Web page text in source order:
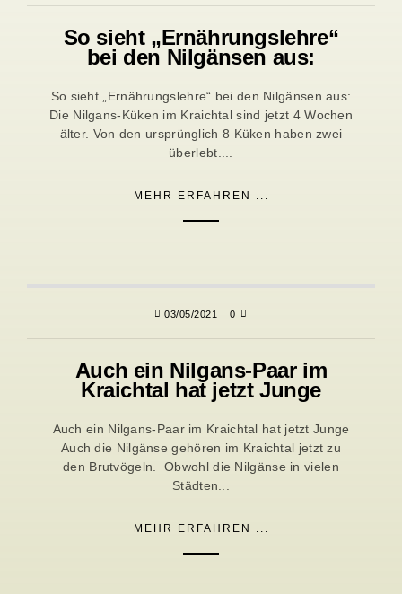
So sieht „Ernährungslehre“
bei den Nilgänsen aus:
So sieht „Ernährungslehre“ bei den Nilgänsen aus:
Die Nilgans-Küken im Kraichtal sind jetzt 4 Wochen
älter. Von den ursprünglich 8 Küken haben zwei
überlebt....
MEHR ERFAHREN ...
03/05/2021 0
Auch ein Nilgans-Paar im
Kraichtal hat jetzt Junge
Auch ein Nilgans-Paar im Kraichtal hat jetzt Junge
Auch die Nilgänse gehören im Kraichtal jetzt zu
den Brutvögeln. Obwohl die Nilgänse in vielen
Städten...
MEHR ERFAHREN ...